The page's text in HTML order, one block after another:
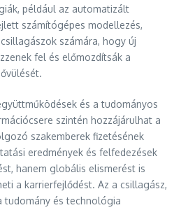
például az automatizált
számítógépes modellezés,
számára, hogy új
fel és előmozdítsák a
és a tudományos
szintén hozzájárulhat a
szakemberek fizetésének
eredmények és felfedezések
hanem globális elismerést is
a karrierfejlődést. Az a csillagász,
tudomány és technológia